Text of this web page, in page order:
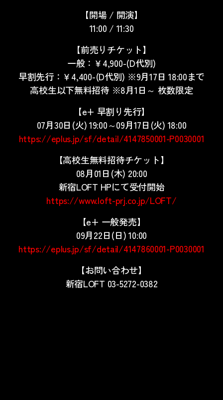
【開場 / 開演】
11:00 / 11:30
【前売りチケット】
一般：￥4,900-(D代別)
早割先行：￥4,400-(D代別) ※9月17日 18:00まで
高校生以下無料招待 ※8月1日～ 枚数限定
【e+ 早割り先行】
07月30日(火) 19:00～09月17日(火) 18:00
https://eplus.jp/sf/detail/4147850001-P0030001
【高校生無料招待チケット】
08月01日(木) 20:00
新宿LOFT HPにて受付開始
https://www.loft-prj.co.jp/LOFT/
【e+ 一般発売】
09月22日(日) 10:00
https://eplus.jp/sf/detail/4147860001-P0030001
【お問い合わせ】
新宿LOFT 03-5272-0382